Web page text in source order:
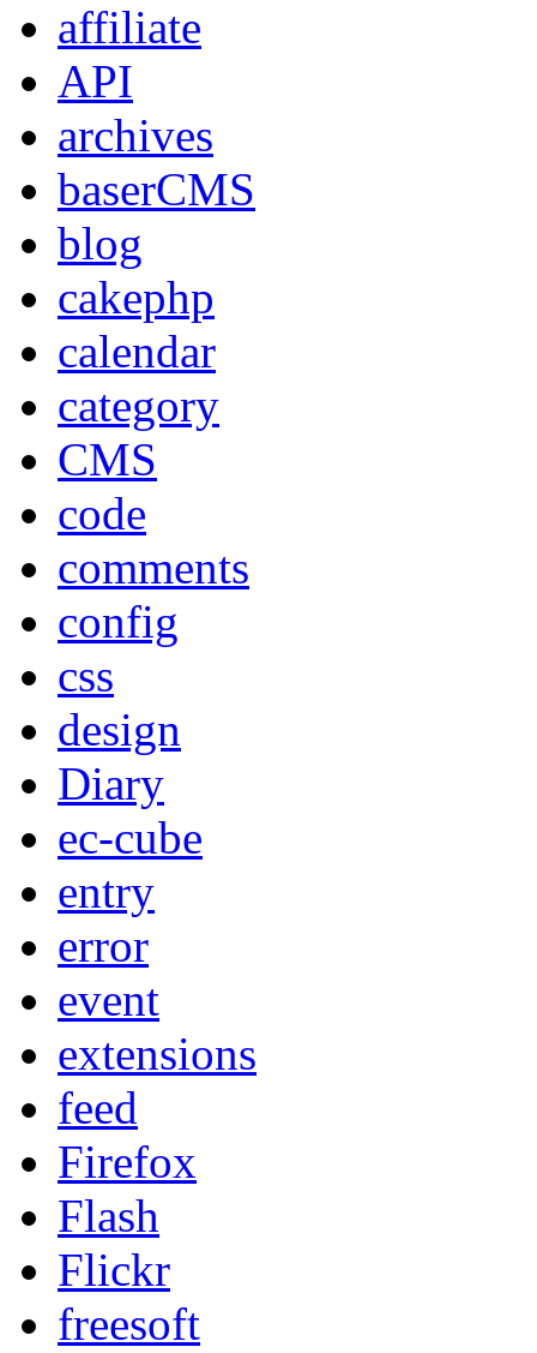
affiliate
API
archives
baserCMS
blog
cakephp
calendar
category
CMS
code
comments
config
css
design
Diary
ec-cube
entry
error
event
extensions
feed
Firefox
Flash
Flickr
freesoft